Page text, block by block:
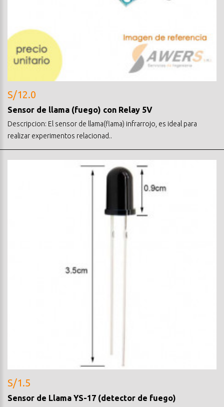
S/12.0
Sensor de llama (fuego) con Relay 5V
Descripcion: El sensor de llama(flama) infrarrojo, es ideal para
realizar experimentos relacionad..
S/1.5
Sensor de Llama YS-17 (detector de fuego)